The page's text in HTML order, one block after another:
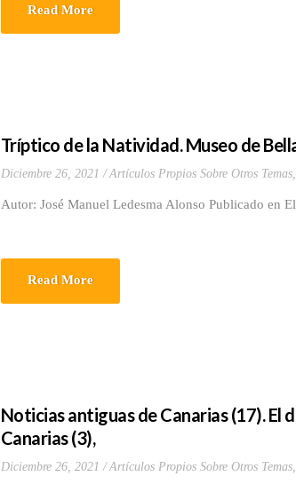
Read More
Tríptico de la Natividad. Museo de
Diciembre 26, 2021 Artículos Propios Sobre Otros Temas,
Autor: José Manuel Ledesma Alonso Publicado en
Read More
Noticias antiguas de Canarias (17). El
Canarias (3),
Diciembre 26, 2021 Artículos Propios Sobre Otros Temas,